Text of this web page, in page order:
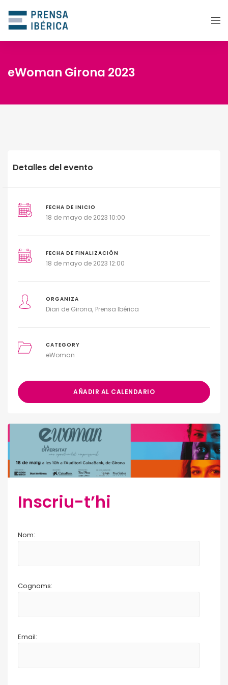
eWoman Girona 2023
Detalles del evento
FECHA DE INICIO
18 de mayo de 2023 10:00
FECHA DE FINALIZACIÓN
18 de mayo de 2023 12:00
ORGANIZA
Diari de Girona Prensa Ibérica
CATEGORY
eWoman
AÑADIR AL CALENDARIO
Inscriu-t’hi
Nom:
Cognoms:
Email: